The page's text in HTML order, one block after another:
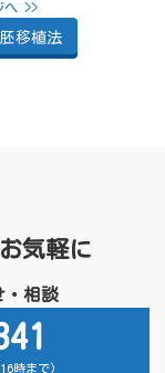
移植法
気軽に
・相談
時まで)